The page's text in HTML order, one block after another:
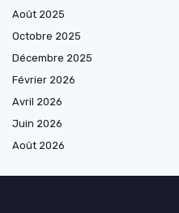
Août 2025
Octobre 2025
Décembre 2025
Février 2026
Avril 2026
Juin 2026
Août 2026